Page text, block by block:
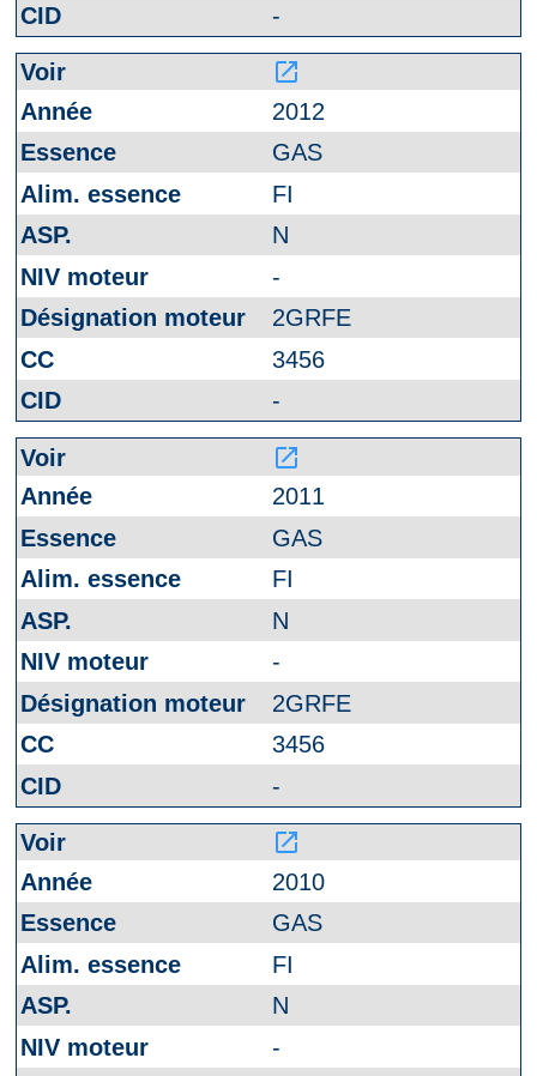
-
launch
2012
GAS
FI
N
-
2GRFE
3456
-
launch
2011
GAS
FI
N
-
2GRFE
3456
-
launch
2010
GAS
FI
N
-